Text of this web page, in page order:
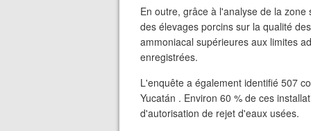
En outre, grâce à l'analyse de la
des élevages porcins sur la qualité
ammoniacal supérieures aux limites
enregistrées.
L'enquête a également identifié 507
Yucatán . Environ 60 % de ces
d'autorisation de rejet d'eaux usées.